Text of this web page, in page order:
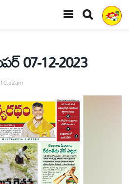
07-12-2023